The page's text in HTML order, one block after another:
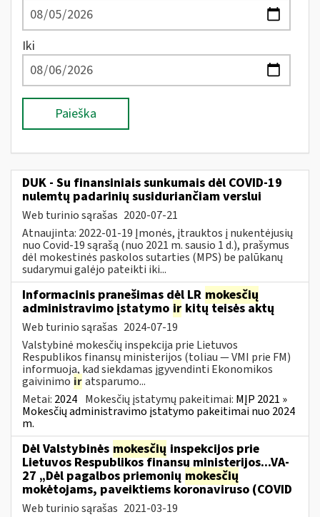
Iki
Paieška
DUK - Su finansiniais sunkumais dėl COVID-19
nulemtų padarinių susiduriančiam verslui
Web turinio sąrašas 2020-07-21
Atnaujinta: 2022-01-19 Įmonės, įtrauktos į nukentėjusių
nuo Covid-19 sąrašą (nuo 2021 m. sausio 1 d.), prašymus
dėl mokestinės paskolos sutarties (MPS) be palūkanų
sudarymui galėjo pateikti iki...
Informacinis pranešimas dėl LR mokesčių
administravimo įstatymo ir kitų teisės aktų
Web turinio sąrašas 2024-07-19
Valstybinė mokesčių inspekcija prie Lietuvos
Respublikos finansų ministerijos (toliau — VMI prie FM)
informuoja, kad siekdamas įgyvendinti Ekonomikos
gaivinimo iratsparumo...
Metai: 2024 Mokesčių įstatymų pakeitimai: MĮP 2021 »
Mokesčių administravimo įstatymo pakeitimai nuo 2024
m.
Dėl Valstybinės mokesčių inspekcijos prie
Lietuvos Respublikos finansų ministerijos...VA-
27 „Dėl pagalbos priemonių mokesčių
mokėtojams, paveiktiems koronaviruso (COVID
Web turinio sąrašas 2021-03-19